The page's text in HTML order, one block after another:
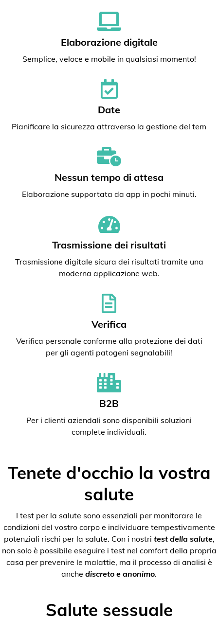
Elaborazione digitale
Semplice, veloce e mobile in qualsiasi momento!
Date
Pianificare la sicurezza attraverso la gestione del tem
Nessun tempo di attesa
Elaborazione supportata da app in pochi minuti.
Trasmissione dei risultati
Trasmissione digitale sicura dei risultati tramite una
moderna applicazione web.
Verifica
Verifica personale conforme alla protezione dei dati
per gli agenti patogeni segnalabili!
B2B
Per i clienti aziendali sono disponibili soluzioni
complete individuali.
Tenete d'occhio la vostra
salute
I test per la salute sono essenziali per monitorare le
condizioni del vostro corpo e individuare tempestivamente
potenziali rischi per la salute. Con i nostri test della salute,
non solo è possibile eseguire i test nel comfort della propria
casa per prevenire le malattie, ma il processo di analisi è
anche discreto e anonimo.
Salute sessuale